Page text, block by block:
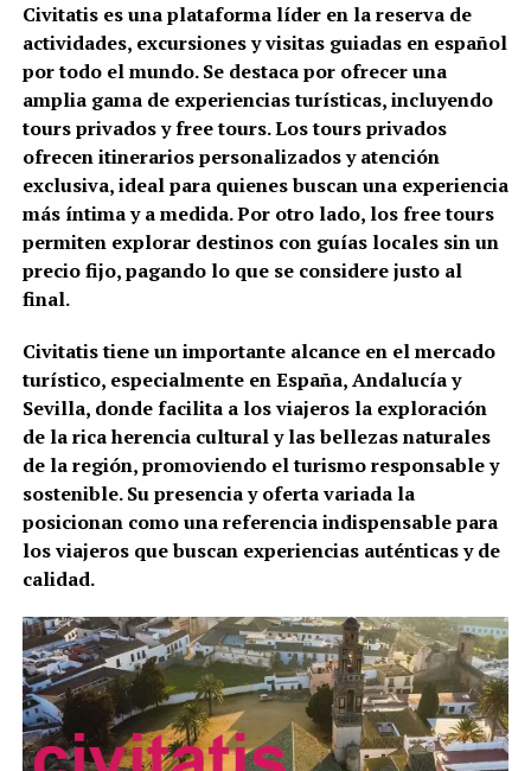
Civitatis es una plataforma líder en la reserva de
actividades, excursiones y visitas guiadas en español
por todo el mundo. Se destaca por ofrecer una
amplia gama de experiencias turísticas, incluyendo
tours privados y free tours. Los tours privados
ofrecen itinerarios personalizados y atención
exclusiva, ideal para quienes buscan una experiencia
más íntima y a medida. Por otro lado, los free tours
permiten explorar destinos con guías locales sin un
precio fijo, pagando lo que se considere justo al
final.
Civitatis tiene un importante alcance en el mercado
turístico, especialmente en España, Andalucía y
Sevilla, donde facilita a los viajeros la exploración
de la rica herencia cultural y las bellezas naturales
de la región, promoviendo el turismo responsable y
sostenible. Su presencia y oferta variada la
posicionan como una referencia indispensable para
los viajeros que buscan experiencias auténticas y de
calidad.